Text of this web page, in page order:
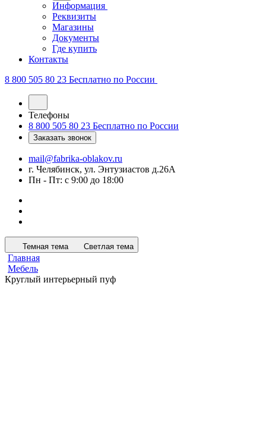
Информация
Реквизиты
Магазины
Документы
Где купить
Контакты
8 800 505 80 23 Бесплатно по России
Телефоны
8 800 505 80 23 Бесплатно по России
Заказать звонок
mail@fabrika-oblakov.ru
г. Челябинск, ул. Энтузиастов д.26А
Пн - Пт: с 9:00 до 18:00
Темная тема Светлая тема
Главная
Мебель
Круглый интерьерный пуф